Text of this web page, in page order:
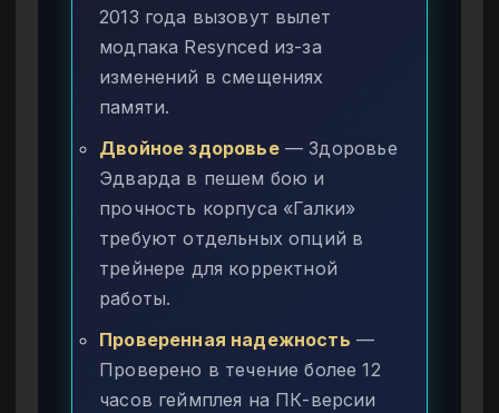
2013 года вызовут вылет
модпака Resynced из-за
изменений в смещениях
памяти.
Двойное здоровье— Здоровье
Эдварда в пешем бою и
прочность корпуса «Галки»
требуют отдельных опций в
трейнере для корректной
работы.
Проверенная надежность —
Проверено в течение более 12
часов геймплея на ПК-версии